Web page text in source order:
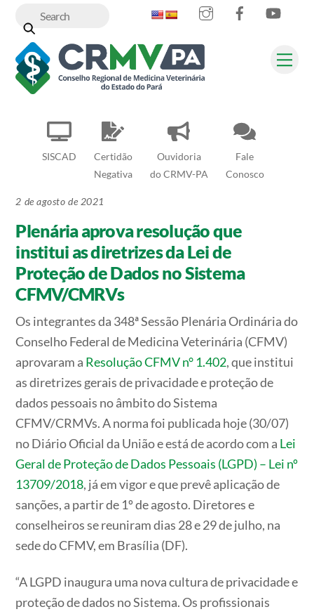
content
SISCAD
Certidão
Negativa
Ouvidoria
do CRMV-PA
Fale
Conosco
InstagramFacebook
2 de agosto de 2021
Plenária aprova resolução que
institui as diretrizes da Lei de
Proteção de Dados no Sistema
CFMV/CMRVs
Os integrantes da 348ª Sessão Plenária Ordinária do
Conselho Federal de Medicina Veterinária (CFMV)
aprovaram a Resolução CFMV n° 1.402, que institui
as diretrizes gerais de privacidade e proteção de
dados pessoais no âmbito do Sistema
CFMV/CRMVs. A norma foi publicada hoje (30/07)
no Diário Oficial da União e está de acordo com a Lei
Geral de Proteção de Dados Pessoais (LGPD) – Lei nº
13709/2018, já em vigor e que prevê aplicação de
sanções, a partir de 1º de agosto. Diretores e
conselheiros se reuniram dias 28 e 29 de julho, na
sede do CFMV, em Brasília (DF).
“A LGPD inaugura uma nova cultura de privacidade e
proteção de dados no Sistema. Os profissionais